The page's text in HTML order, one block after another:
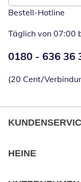
Bestell-Hotline
Täglich von 07:00
0180 - 636 36
(20 Cent/
HEINE